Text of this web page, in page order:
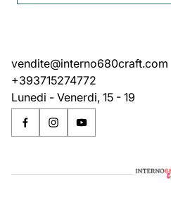
vendite@interno680craft.com
+393715274772
Lunedi - Venerdi, 15 - 19